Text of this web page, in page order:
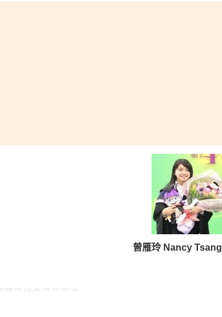
，講師的鼓勵使
握機會，努力成
曾雁玲 Nancy Tsang
習機會讓我再次
題報告和班上演